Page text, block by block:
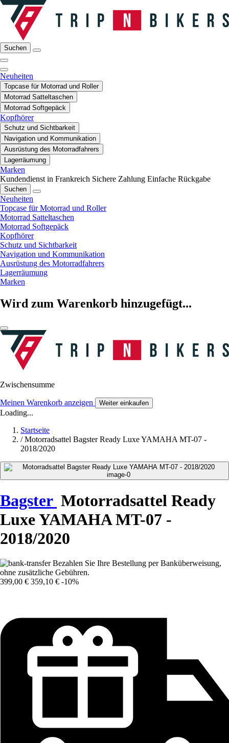
Suchen
Neuheiten
Topcase für Motorrad und Roller
Motorrad Satteltaschen
Motorrad Softgepäck
Kopfhörer
Schutz und Sichtbarkeit
Navigation und Kommunikation
Ausrüstung des Motorradfahrers
Lagerräumung
Marken
Kundendienst in Frankreich Sichere Zahlung Einfache Rückgabe
Suchen
Neuheiten
Topcase für Motorrad und Roller
Motorrad Satteltaschen
Motorrad Softgepäck
Kopfhörer
Schutz und Sichtbarkeit
Navigation und Kommunikation
Ausrüstung des Motorradfahrers
Lagerräumung
Marken
Wird zum Warenkorb hinzugefügt...
Zwischensumme
Meinen Warenkorb anzeigen Weiter einkaufen
Loading...
Startseite
/ Motorradsattel Bagster Ready Luxe YAMAHA MT-07 -
2018/2020
Bagster Motorradsattel Ready
Luxe YAMAHA MT-07 -
2018/2020
Bezahlen Sie Ihre Bestellung per Banküberweisung,
ohne zusätzliche Gebühren.
399,00 € 359,10 € -10%